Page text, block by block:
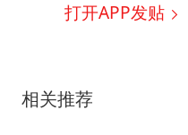
打开APP发贴
相关推荐